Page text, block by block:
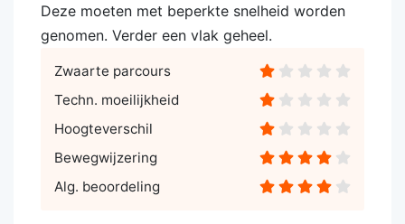
Deze moeten met beperkte snelheid worden
genomen. Verder een vlak geheel.
Zwaarte parcours
Techn. moeilijkheid
Hoogteverschil
Bewegwijzering
Alg. beoordeling